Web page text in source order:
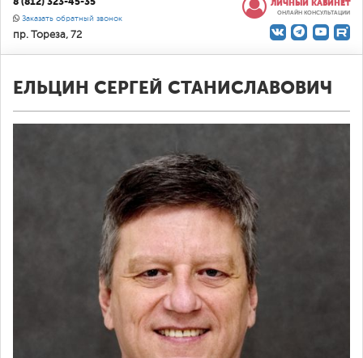
Цвет:
О доступной среде
8 (812) 323-45-35
Заказать обратный звонок
пр. Тореза, 72
ЛИЧНЫЙ КАБИНЕТ
ОНЛАЙН КОНСУЛЬТАЦИИ
ЕЛЬЦИН СЕРГЕЙ СТАНИСЛАВОВИЧ